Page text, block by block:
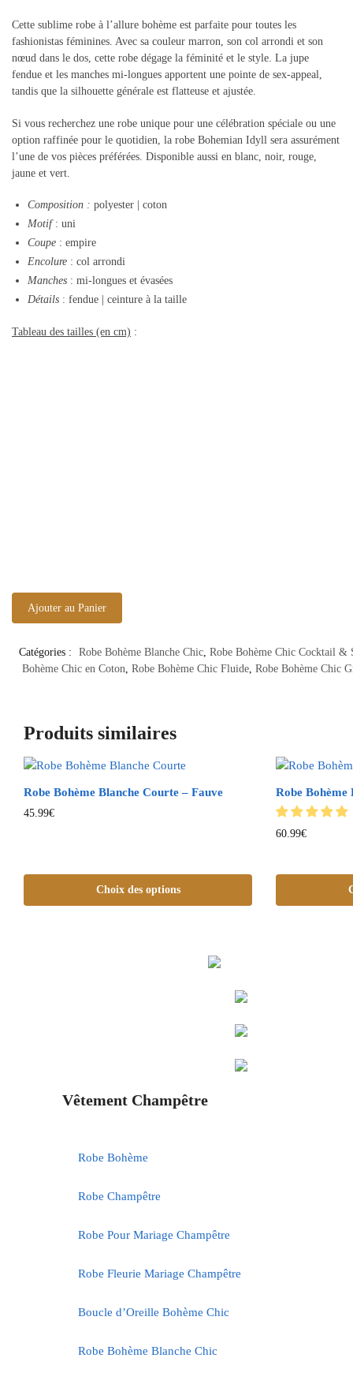
Cette sublime robe à l’allure bohème est parfaite pour toutes les
fashionistas féminines. Avec sa couleur marron, son col arrondi et son
nœud dans le dos, cette robe dégage la féminité et le style. La jupe
fendue et les manches mi-longues apportent une pointe de sex-appeal,
tandis que la silhouette générale est flatteuse et ajustée.
Si vous recherchez une robe unique pour une célébration spéciale ou une
option raffinée pour le quotidien, la robe Bohemian Idyll sera assurément
l’une de vos pièces préférées. Disponible aussi en blanc, noir, rouge,
jaune et vert.
Composition : polyester | coton
Motif: uni
Coupe : empire
Encolure : col arrondi
Manches : mi-longues et évasées
Détails : fendue | ceinture à la taille
Tableau des tailles (en cm) :
Ajouter au Panier
Catégories : Robe Bohème Blanche Chic, Robe Bohème Chic Cocktail &
Bohème Chic en Coton,Robe Bohème Chic Fluide,Robe Bohème Chic
Produits similaires
Robe Bohème Blanche Courte – Fauve
45.99€
Choix des options
Robe Bohème
60.99€
Vêtement Champêtre
Robe Bohème
Robe Champêtre
Robe Pour Mariage Champêtre
Robe Fleurie Mariage Champêtre
Boucle d’Oreille Bohème Chic
Robe Bohème Blanche Chic